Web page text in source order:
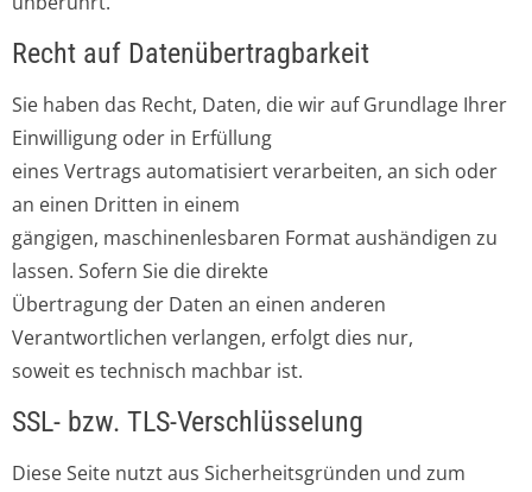
Recht auf Datenübertragbarkeit
Sie haben das Recht, Daten, die wir auf Grundlage Ihrer
Einwilligung oder in Erfüllung
eines Vertrags automatisiert verarbeiten, an sich oder
an einen Dritten in einem
gängigen, maschinenlesbaren Format aushändigen zu
lassen. Sofern Sie die direkte
Übertragung der Daten an einen anderen
Verantwortlichen verlangen, erfolgt dies nur,
soweit es technisch machbar ist.
SSL- bzw. TLS-Verschlüsselung
Diese Seite nutzt aus Sicherheitsgründen und zum